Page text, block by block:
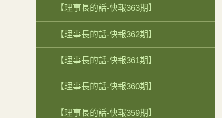
【理事長的話-快報363期】
【理事長的話-快報362期】
【理事長的話-快報361期】
【理事長的話-快報360期】
【理事長的話-快報359期】